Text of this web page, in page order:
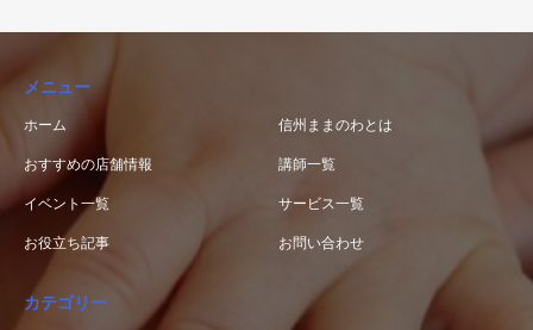
メニュー
ホーム 信州ままのわとは
おすすめの店舗情報 講師一覧
イベント一覧 サービス一覧
お役立ち記事 お問い合わせ
カテゴリー